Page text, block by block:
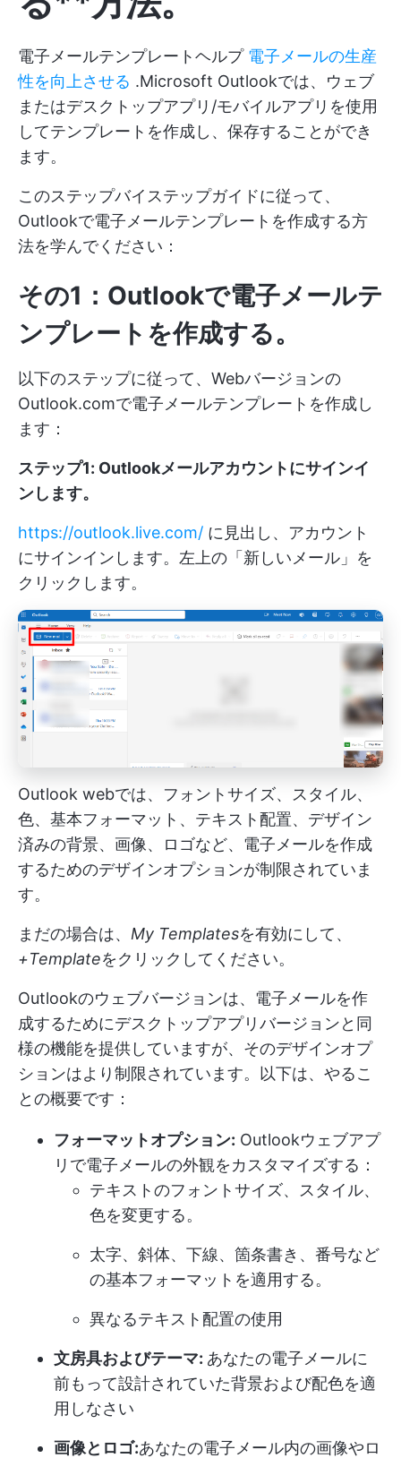
電子メールテンプレートヘルプ 電子メールの生産
性を向上させる .Microsoft Outlookでは、ウェブ
またはデスクトップアプリ/モバイルアプリを使用
してテンプレートを作成し、保存することができ
ます。
このステップバイステップガイドに従って、
Outlookで電子メールテンプレートを作成する方
法を学んでください：
その1：Outlookで電子メールテ
ンプレートを作成する。
以下のステップに従って、Webバージョンの
Outlook.comで電子メールテンプレートを作成し
ます：
ステップ1: Outlookメールアカウントにサインイ
ンします。
https://outlook.live.com/ に見出し、アカウント
にサインインします。左上の「新しいメール」を
クリックします。
Outlook webでは、フォントサイズ、スタイル、
色、基本フォーマット、テキスト配置、デザイン
済みの背景、画像、ロゴなど、電子メールを作成
するためのデザインオプションが制限されていま
す。
まだの場合は、 My Templatesを有効にして、
+Templateをクリックしてください。
Outlookのウェブバージョンは、電子メールを作
成するためにデスクトップアプリバージョンと同
様の機能を提供していますが、そのデザインオプ
ションはより制限されています。以下は、やるこ
との概要です：
フォーマットオプション: Outlookウェブアプ
リで電子メールの外観をカスタマイズする：
テキストのフォントサイズ、スタイル、
色を変更する。
太字、斜体、下線、箇条書き、番号など
の基本フォーマットを適用する。
異なるテキスト配置の使用
文房具およびテーマ: あなたの電子メールに
前もって設計されていた背景および配色を適
用しなさい
画像とロゴ:あなたの電子メール内の画像やロ